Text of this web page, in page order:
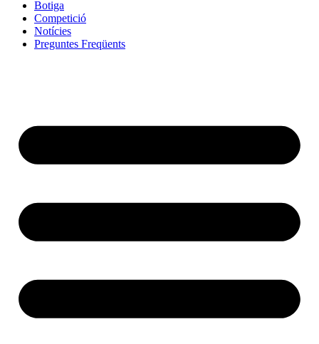
Botiga
Competició
Notícies
Preguntes Freqüents